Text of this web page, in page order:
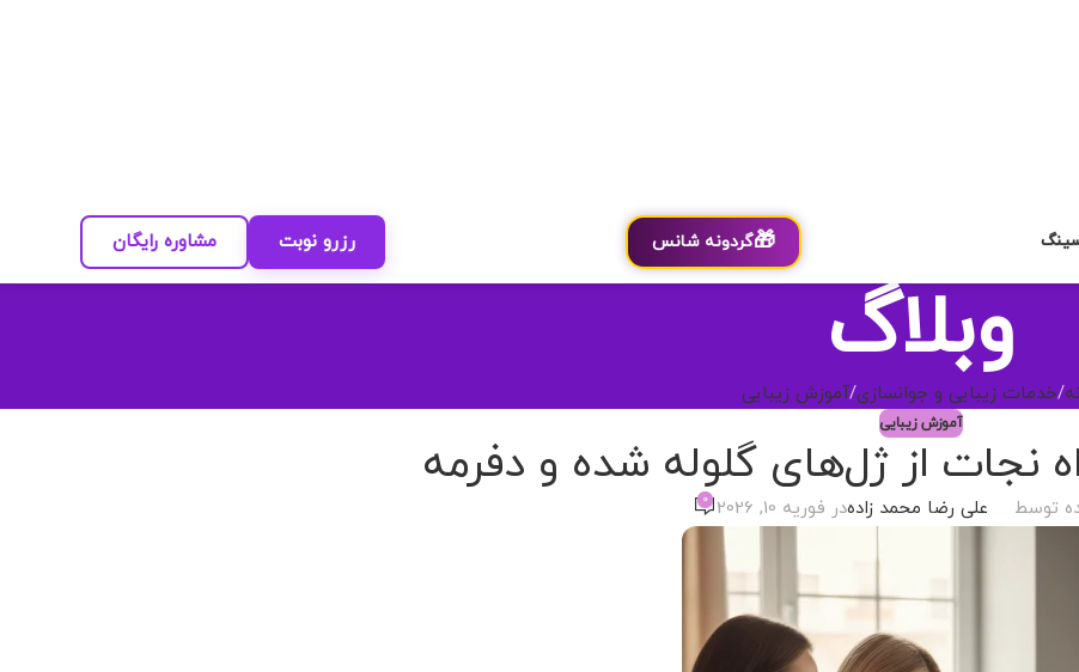
🎁گردونه شانس رزرو نوبت مشاوره رایگان
وبلاگ
خدمات زیبایی و جوانسازی آموزش زیبایی
آموزش زیبایی
نجات از ژل‌های گلوله شده و دفرمه
توسط علی رضا محمد زادهدر فوریه 10, 2026 0